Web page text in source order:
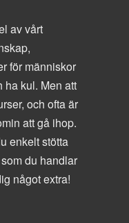
av vårt
för människor
ha kul. Men att
och ofta är
att gå ihop.
enkelt stötta
du handlar
något extra!